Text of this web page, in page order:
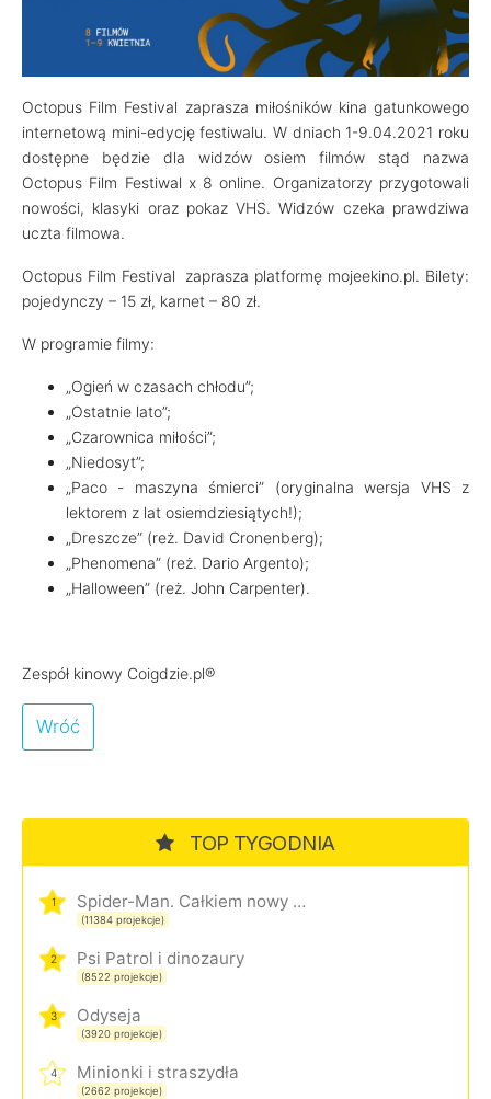
Octopus Film Festival zaprasza miłośników kina gatunkowego
internetową mini-edycję festiwalu. W dniach 1-9.04.2021 roku
dostępne będzie dla widzów osiem filmów stąd nazwa
Octopus Film Festiwal x 8 online. Organizatorzy przygotowali
nowości, klasyki oraz pokaz VHS. Widzów czeka prawdziwa
uczta filmowa.
Octopus Film Festival zaprasza platformę mojeekino.pl. Bilety:
pojedynczy – 15 zł, karnet – 80 zł.
W programie filmy:
„Ogień w czasach chłodu”;
„Ostatnie lato”;
„Czarownica miłości”;
„Niedosyt”;
„Paco - maszyna śmierci” (oryginalna wersja VHS z
lektorem z lat osiemdziesiątych!);
„Dreszcze” (reż. David Cronenberg);
„Phenomena” (reż. Dario Argento);
„Halloween” (reż. John Carpenter).
Zespół kinowy Coigdzie.pl®
Wróć
TOP TYGODNIA
1 Spider-Man. Całkiem nowy dzień
(11384 projekcje)
2 Psi Patrol i dinozaury
(8522 projekcje)
3 Odyseja
(3920 projekcje)
4 Minionki i straszydła
(2662 projekcje)